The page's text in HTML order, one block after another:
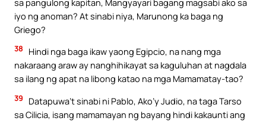
iyo ng anoman? At sinabi niya, Marunong ka baga ng
Griego?
38
Hindi nga baga ikaw yaong Egipcio, na nang mga
nakaraang araw ay nanghihikayat sa kaguluhan at nagdala
sa ilang ng apat na libong katao na mga Mamamatay-tao?
39
Datapuwa’t sinabi ni Pablo, Ako’y Judio, na taga Tarso
sa Cilicia, isang mamamayan ng bayang hindi kakaunti ang